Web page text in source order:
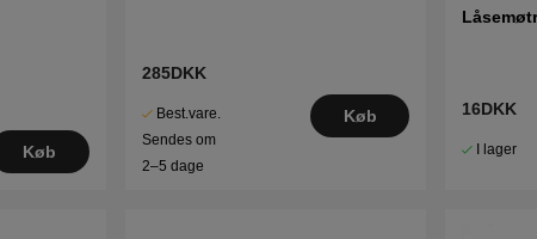
Køb
285DKK
Best.vare.
Sendes om
2–5 dage
Køb 16DKK
I lager